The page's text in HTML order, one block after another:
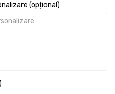
(opțional)